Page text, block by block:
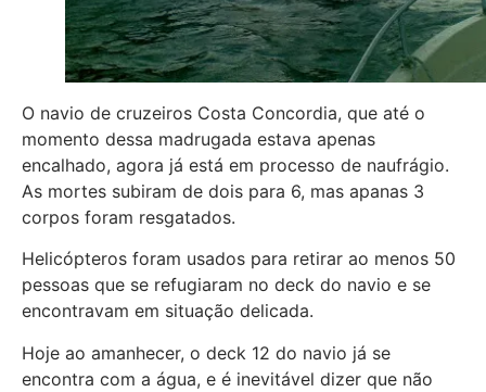
O navio de cruzeiros Costa Concordia, que até o
momento dessa madrugada estava apenas
encalhado, agora já está em processo de naufrágio.
As mortes subiram de dois para 6, mas apanas 3
corpos foram resgatados.
Helicópteros foram usados para retirar ao menos 50
pessoas que se refugiaram no deck do navio e se
encontravam em situação delicada.
Hoje ao amanhecer, o deck 12 do navio já se
encontra com a água, e é inevitável dizer que não